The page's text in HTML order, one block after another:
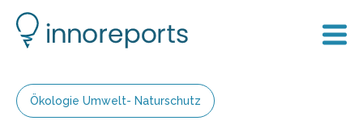
Ökologie Umwelt- Naturschutz